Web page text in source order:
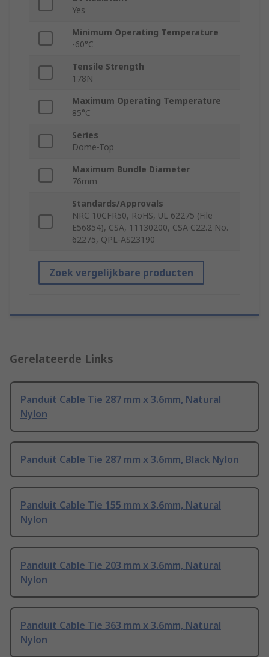
Yes
Minimum Operating Temperature
-60°C
Tensile Strength
178N
Maximum Operating Temperature
85°C
Series
Dome-Top
Maximum Bundle Diameter
76mm
Standards/Approvals
NRC 10CFR50, RoHS, UL 62275 (File
E56854), CSA, 11130200, CSA C22.2 No.
62275, QPL-AS23190
Zoek vergelijkbare producten
Gerelateerde Links
Panduit Cable Tie 287 mm x 3.6mm, Natural
Nylon
Panduit Cable Tie 287 mm x 3.6mm, Black Nylon
Panduit Cable Tie 155 mm x 3.6mm, Natural
Nylon
Panduit Cable Tie 203 mm x 3.6mm, Natural
Nylon
Panduit Cable Tie 363 mm x 3.6mm, Natural
Nylon